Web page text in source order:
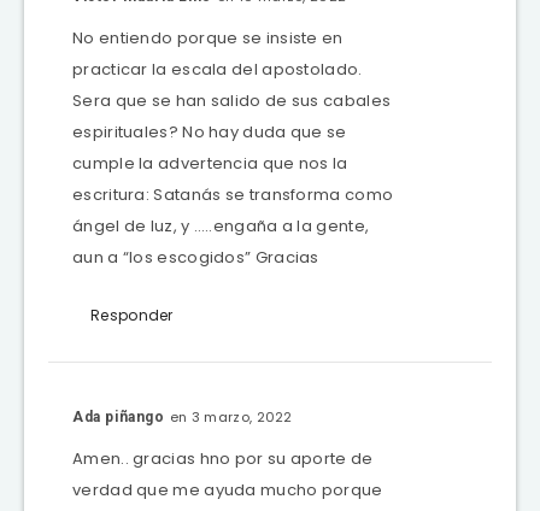
No entiendo porque se insiste en
practicar la escala del apostolado.
Sera que se han salido de sus cabales
espirituales? No hay duda que se
cumple la advertencia que nos la
escritura: Satanás se transforma como
ángel de luz, y …..engaña a la gente,
aun a “los escogidos” Gracias
Responder
Ada piñango en 3 marzo, 2022
Amen.. gracias hno por su aporte de
verdad que me ayuda mucho porque